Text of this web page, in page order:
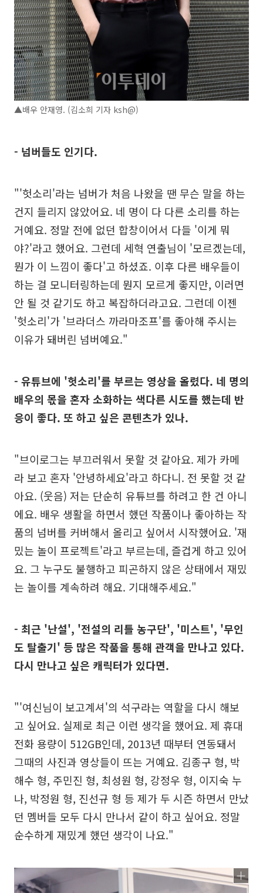
▲배우 안재영. (김소희 기자 ksh@)
- 넘버들도 인기다.
"'헛소리'라는 넘버가 처음 나왔을 땐 무슨 말을 하는
건지 들리지 않았어요. 네 명이 다 다른 소리를 하는
거예요. 정말 전에 없던 합창이어서 다들 '이게 뭐
야?'라고 했어요. 그런데 세혁 연출님이 '모르겠는데,
뭔가 이 느낌이 좋다'고 하셨죠. 이후 다른 배우들이
하는 걸 모니터링하는데 뭔지 모르게 좋지만, 이러면
안 될 것 같기도 하고 복잡하더라고요. 그런데 이젠
'헛소리'가 '브라더스 까라마조프'를 좋아해 주시는
이유가 돼버린 넘버예요."
- 유튜브에 '헛소리'를 부르는 영상을 올렸다. 네 명의
배우의 몫을 혼자 소화하는 색다른 시도를 했는데 반
응이 좋다. 또 하고 싶은 콘텐츠가 있나.
"브이로그는 부끄러워서 못할 것 같아요. 제가 카메
라 보고 혼자 '안녕하세요'라고 하다니. 전 못할 것 같
아요. (웃음) 저는 단순히 유튜브를 하려고 한 건 아니
에요. 배우 생활을 하면서 했던 작품이나 좋아하는 작
품의 넘버를 커버해서 올리고 싶어서 시작했어요. '재
밌는 놀이 프로젝트'라고 부르는데, 즐겁게 하고 있어
요. 그 누구도 불행하고 피곤하지 않은 상태에서 재밌
는 놀이를 계속하려 해요. 기대해주세요."
- 최근 '난설', '전설의 리틀 농구단', '미스트', '무인
도 탈출기' 등 많은 작품을 통해 관객을 만나고 있다.
다시 만나고 싶은 캐릭터가 있다면.
"'여신님이 보고계셔'의 석구라는 역할을 다시 해보
고 싶어요. 실제로 최근 이런 생각을 했어요. 제 휴대
전화 용량이 512GB인데, 2013년 때부터 연동돼서
그때의 사진과 영상들이 뜨는 거예요. 김종구 형, 박
해수 형, 주민진 형, 최성원 형, 강정우 형, 이지숙 누
나, 박정원 형, 진선규 형 등 제가 두 시즌 하면서 만났
던 멤버들 모두 다시 만나서 같이 하고 싶어요. 정말
순수하게 재밌게 했던 생각이 나요."